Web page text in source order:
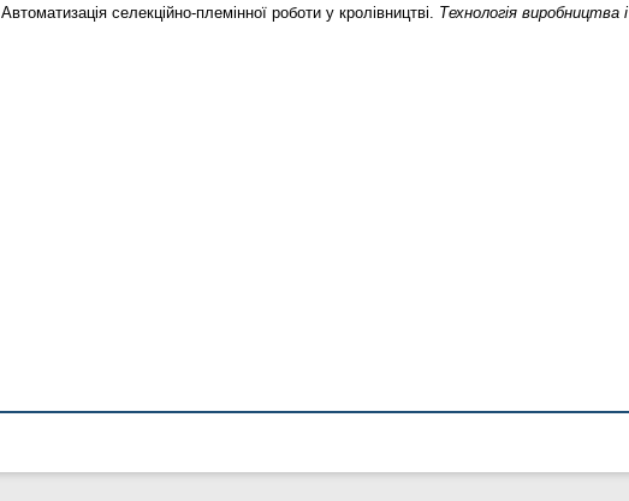
Автоматизація селекційно-племінної роботи у кролівництві. Технологія виробництва